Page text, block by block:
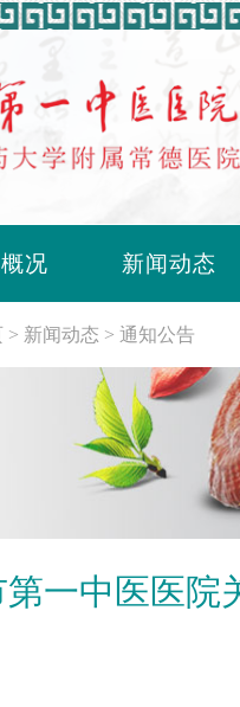
况 新闻动态
新闻动态 通知公告
一中医医院